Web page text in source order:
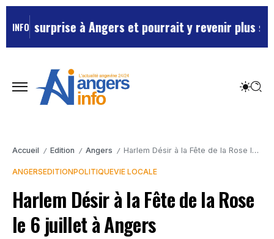
INFO à Angers et pourrait y revenir plus souvent …
Accueil / Edition / Angers / Harlem Désir à la Fête de la Rose le 6 juillet à Angers
ANGERSEDITIONPOLITIQUEVIE LOCALE
Harlem Désir à la Fête de la Rose
le 6 juillet à Angers